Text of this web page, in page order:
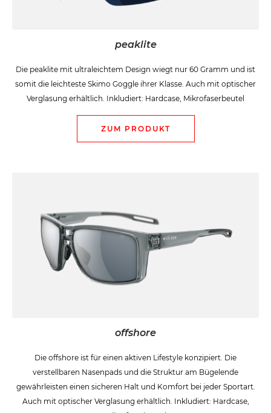
peaklite
Die peaklite mit ultraleichtem Design wiegt nur 60 Gramm und ist
somit die leichteste Skimo Goggle ihrer Klasse. Auch mit optischer
Verglasung erhältlich. Inkludiert: Hardcase, Mikrofaserbeutel
ZUM PRODUKT
offshore
Die offshore ist für einen aktiven Lifestyle konzipiert. Die
verstellbaren Nasenpads und die Struktur am Bügelende
gewährleisten einen sicheren Halt und Komfort bei jeder Sportart.
Auch mit optischer Verglasung erhältlich. Inkludiert: Hardcase,